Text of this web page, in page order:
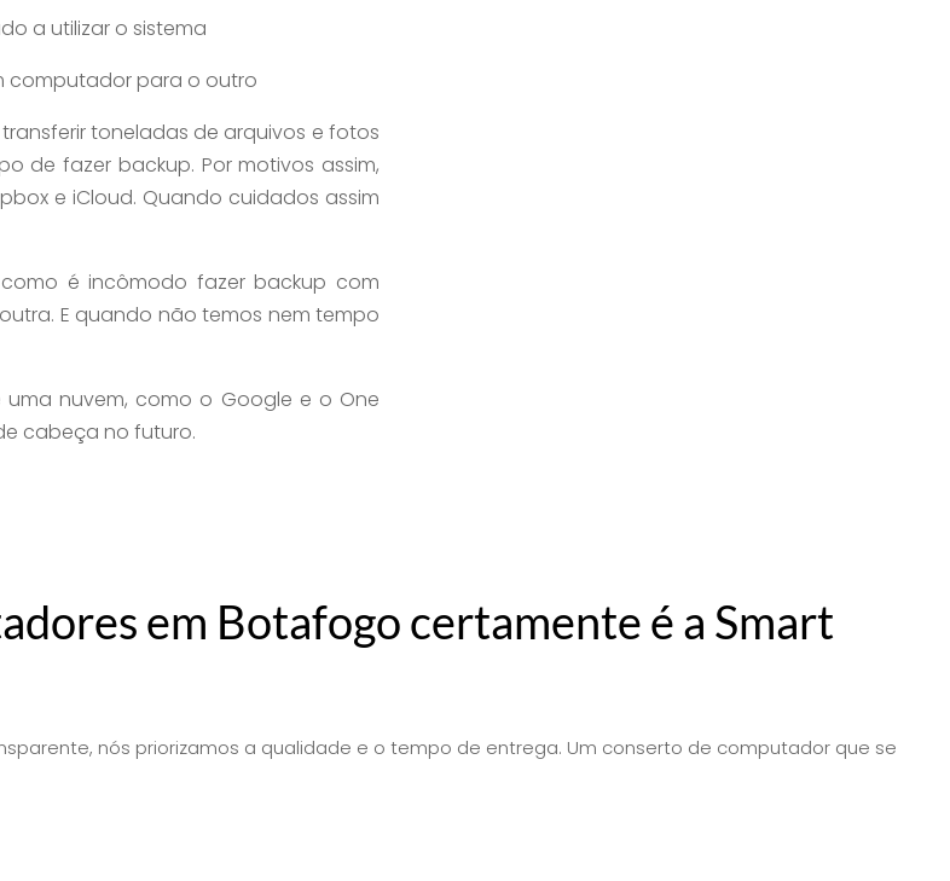
a utilizar o sistema
computador para o outro
toneladas de arquivos e fotos
de fazer backup. Por motivos assim,
e iCloud. Quando cuidados assim
é incômodo fazer backup com
E quando não temos nem tempo
nuvem, como o Google e o One
cabeça no futuro.
em Botafogo certamente é a Smart
nós priorizamos a qualidade e o tempo de entrega. Um conserto de computador que se